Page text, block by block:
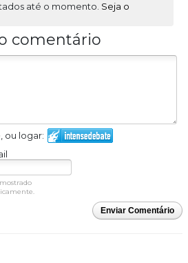
até o momento. Seja o
comentário
ou logar:
Enviar Comentário